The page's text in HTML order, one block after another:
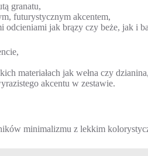
granatu,
futurystycznym akcentem,
odcieniami jak brązy czy beże, jak i
materiałach jak wełna czy dzianina,
akcentu w zestawie.
minimalizmu z lekkim